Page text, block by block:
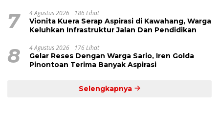
7 4 Agustus 2026 186 Lihat
Vionita Kuera Serap Aspirasi di Kawahang, Warga
Keluhkan Infrastruktur Jalan Dan Pendidikan
8 4 Agustus 2026 176 Lihat
Gelar Reses Dengan Warga Sario, Iren Golda
Pinontoan Terima Banyak Aspirasi
Selengkapnya